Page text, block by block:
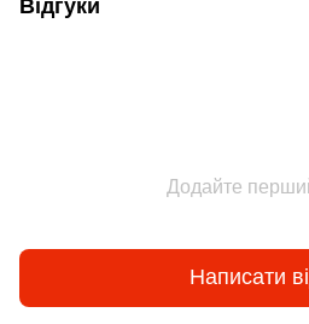
Відгуки
Додайте
Написати